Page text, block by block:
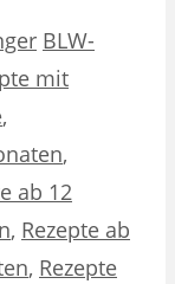
Schlagwörter
BLW-
mit
,
,
ab 12
, Rezepte ab
, Rezepte